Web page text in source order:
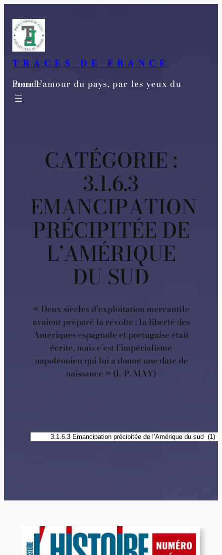
contenu
TRACES DE FRANCE
Pour l’amour du pays, par les yeux du monde
CATÉGORIE :
3.1.6.3
EMANCIPATION
PRÉCIPITÉE DE
L’AMÉRIQUE
DU SUD
« Deux siècles d’exploitation mercantile
avaient préparé la révolte ; la liberté des
Amériques espagnole et portugaise était
écrite, mais c’est l’impérialisme
napoléonien qui lui a donné une date de
naissance » (L-P. MAY)
Catégories